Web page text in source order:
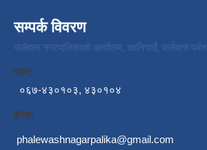
सम्पर्क विवरण
फलेवास नगरपालिकाको कार्यालय, खानिगाउँ, फलेवास पर्बत
फोन:
०६७-४३०१०३, ४३०१०४
इमेल:
phalewashnagarpalika@gmail.com